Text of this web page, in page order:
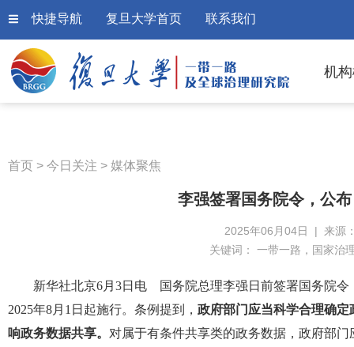
快捷导航 复旦大学首页 联系我们
机
首页 > 今日关注 > 媒体聚焦
李强签署国务院令，公
2025年06月04日 | 来源
关键词： 一带一路，国家治
新华社北京6月3日电 国务院总理李强日前签署国务院
2025年8月1日起施行。条例提到， 政府部门应当科学合理确
响政务数据共享。 对属于有条件共享类的政务数据，政府部